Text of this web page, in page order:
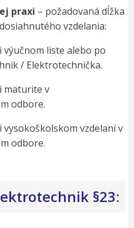
praxi – požadovaná dĺžka
vzdelania:
výučnom liste alebo po
/ Elektrotechnička.
maturite v
odbore.
vysokoškolskom vzdelaní v
odbore.
§23: